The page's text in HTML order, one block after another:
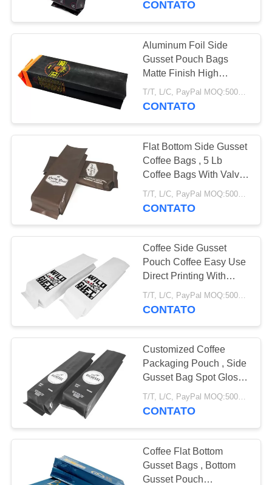
malotes da folha de
alumínio
20
malote lateral do
reforço
20
sacos tecidos pp
sacola da lona
CONTATO
Aluminum Foil Side
Gusset Pouch Bags
Matte Finish High
Barrier Coffee
Packaging
T/T, L/C, PayPal MOQ:5000 PCS
CONTATO
Flat Bottom Side Gusset
Coffee Bags , 5 Lb
Coffee Bags With Valve
Custom
CONTATO
Coffee Side Gusset
Pouch Coffee Easy Use
Direct Printing With
Degassing Valve
T/T, L/C, PayPal MOQ:5000 PCS
CONTATO
Customized Coffee
Packaging Pouch , Side
Gusset Bag Spot Glossy
Printing
T/T, L/C, PayPal MOQ:5000 PCS
CONTATO
Coffee Flat Bottom
Gusset Bags , Bottom
Gusset Pouch